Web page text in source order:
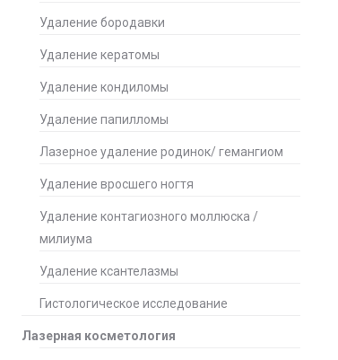
Удаление бородавки
Удаление кератомы
Удаление кондиломы
Удаление папилломы
Лазерное удаление родинок/ гемангиом
Удаление вросшего ногтя
Удаление контагиозного моллюска /
милиума
Удаление ксантелазмы
Гистологическое исследование
Лазерная косметология